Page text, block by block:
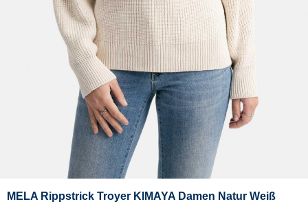
MELA Rippstrick Troyer KIMAYA Damen Natur Weiß